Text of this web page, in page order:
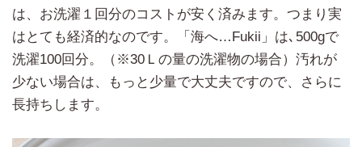
は、お洗濯１回分のコストが安く済みます。つまり実
はとても経済的なのです。「海へ…Fukii」は､500gで
洗濯100回分。（※30Ｌの量の洗濯物の場合）汚れが
少ない場合は、もっと少量で大丈夫ですので、さらに
長持ちします。